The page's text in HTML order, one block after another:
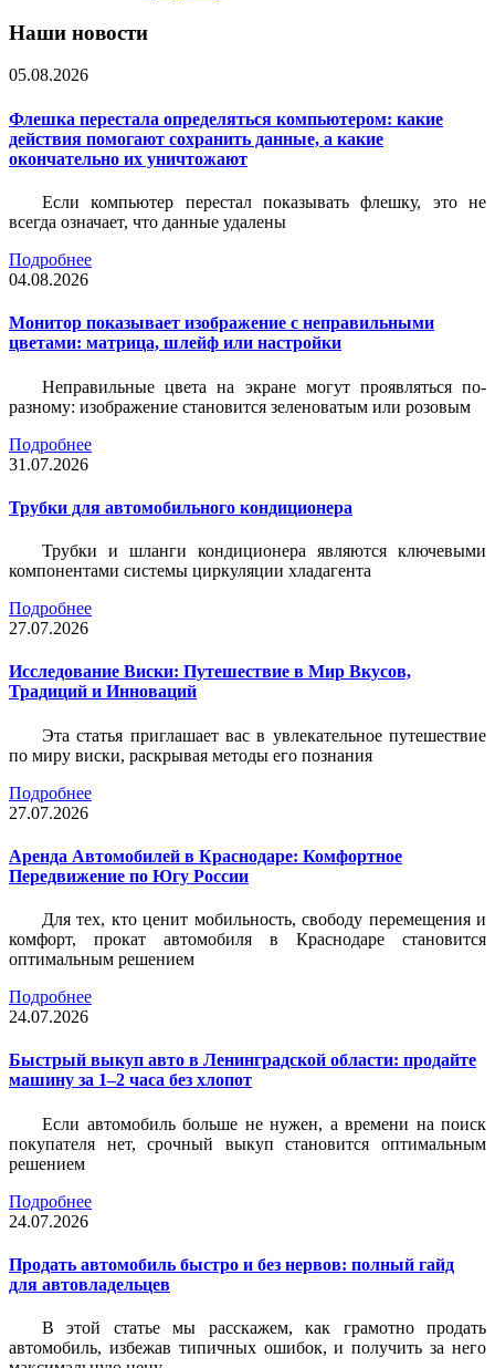
Наши новости
05.08.2026
Флешка перестала определяться компьютером: какие
действия помогают сохранить данные, а какие
окончательно их уничтожают
Если компьютер перестал показывать флешку, это не
всегда означает, что данные удалены
Подробнее
04.08.2026
Монитор показывает изображение с неправильными
цветами: матрица, шлейф или настройки
Неправильные цвета на экране могут проявляться по-
разному: изображение становится зеленоватым или розовым
Подробнее
31.07.2026
Трубки для автомобильного кондиционера
Трубки и шланги кондиционера являются ключевыми
компонентами системы циркуляции хладагента
Подробнее
27.07.2026
Исследование Виски: Путешествие в Мир Вкусов,
Традиций и Инноваций
Эта статья приглашает вас в увлекательное путешествие
по миру виски, раскрывая методы его познания
Подробнее
27.07.2026
Аренда Автомобилей в Краснодаре: Комфортное
Передвижение по Югу России
Для тех, кто ценит мобильность, свободу перемещения и
комфорт, прокат автомобиля в Краснодаре становится
оптимальным решением
Подробнее
24.07.2026
Быстрый выкуп авто в Ленинградской области: продайте
машину за 1–2 часа без хлопот
Если автомобиль больше не нужен, а времени на поиск
покупателя нет, срочный выкуп становится оптимальным
решением
Подробнее
24.07.2026
Продать автомобиль быстро и без нервов: полный гайд
для автовладельцев
В этой статье мы расскажем, как грамотно продать
автомобиль, избежав типичных ошибок, и получить за него